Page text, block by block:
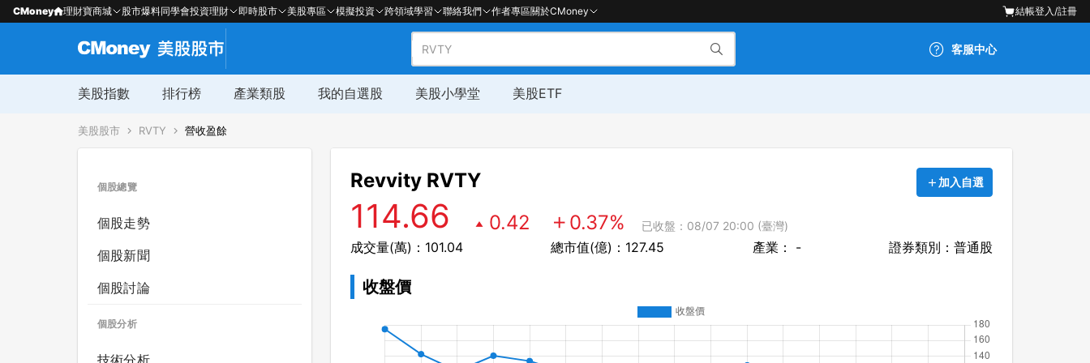
CMoney 理財寶商城 股市爆料同學會投資理財 即時股市 美股專區 模擬投資 跨領域學習 聯絡我們 作者專區關於CMoney 結帳登入/註冊
客服中心
美股指數 排行榜 產業類股 我的自選股 美股小學堂 美股ETF
美股股市 RVTY 營收盈餘
個股總覽
個股走勢
個股新聞
個股討論
個股分析
技術分析
Revvity RVTY 加入自選
114.66 0.42 0.37% 已收盤：08/07 20:00 (臺灣)
成交量(萬)：101.04 總市值(億)：127.45 產業： - 證券類別：普通股
收盤價